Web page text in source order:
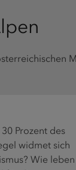
Prozent des
widmet sich
Wie leben